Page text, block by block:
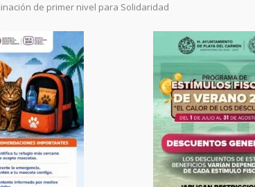
de primer nivel para Solidaridad